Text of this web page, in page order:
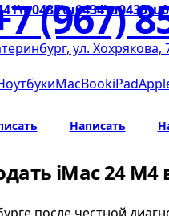
(967)
ул. Хохрякова,
MacBookiPad
Написать
iMac 24 M4